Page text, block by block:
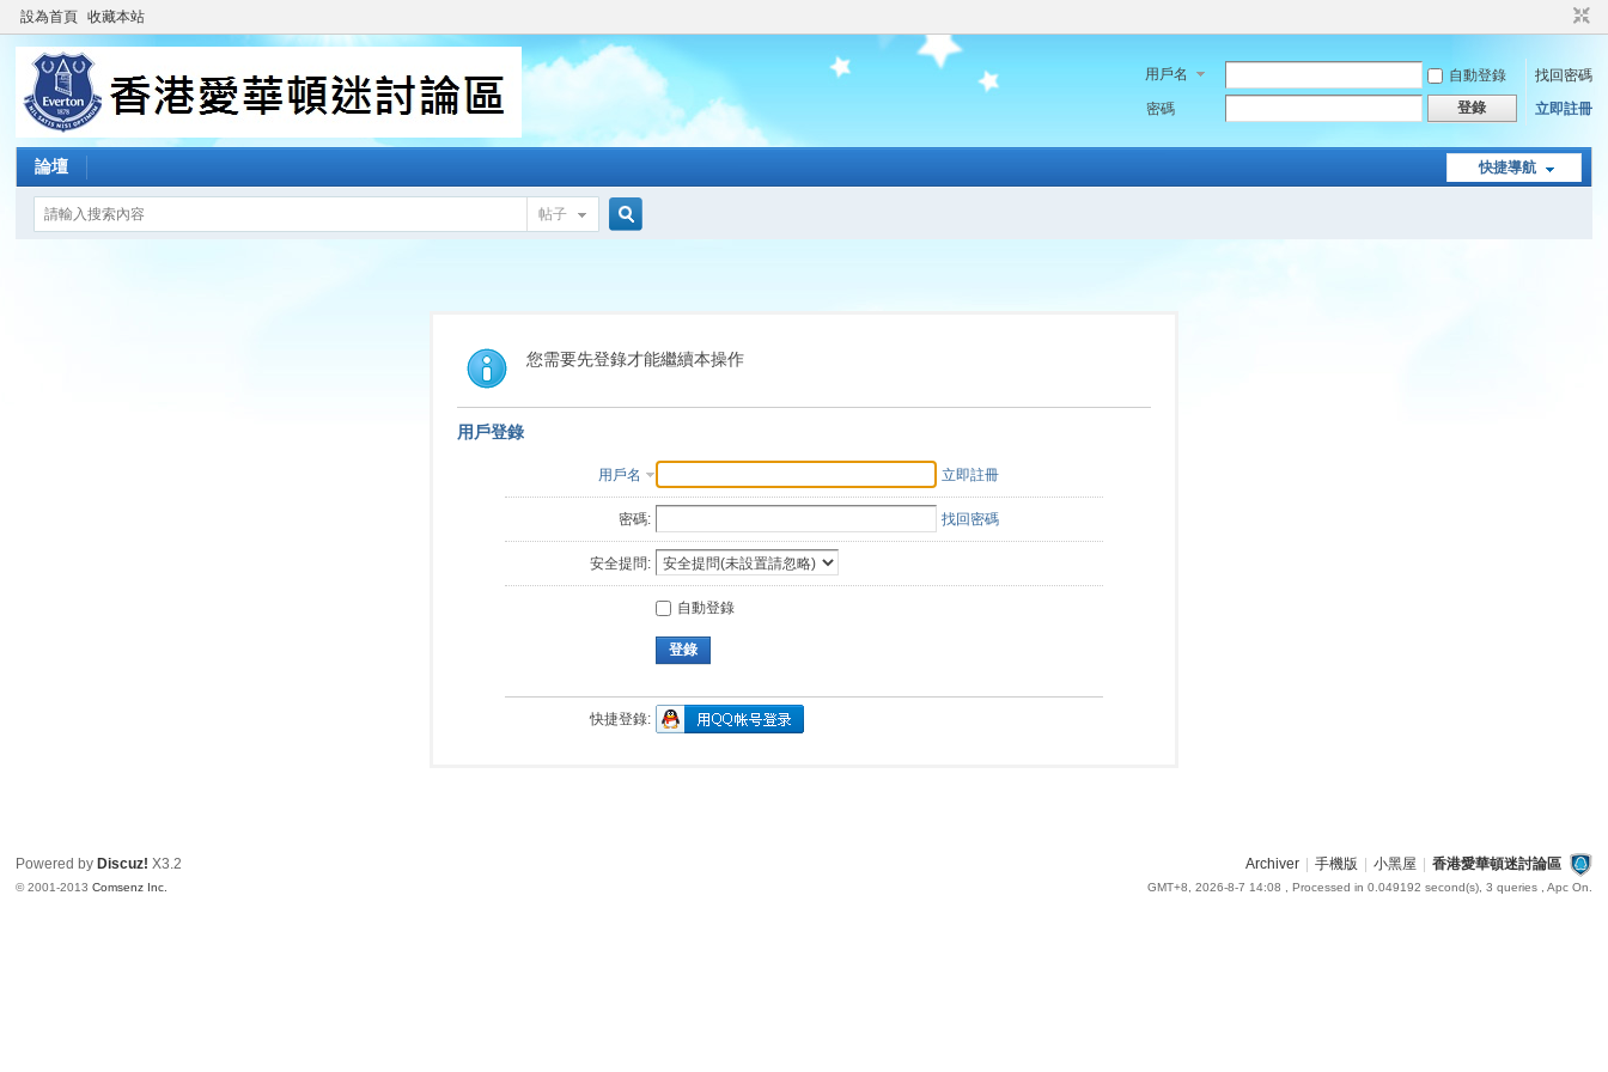
設為首頁 收藏本站
用戶名 自動登錄
找回密碼
密碼
登錄 立即註冊
快捷導航
論壇
帖子
索
您需要先登錄才能繼續本操作
用戶登錄
用戶名 立即註冊
密碼: 找回密碼
安全提問:
自動登錄
登錄
快捷登錄:
Archiver 手機版 小黑屋 香港愛華頓迷討論區
GMT+8, 2026-8-7 14:08 , Processed in 0.049192 second(s), 3 queries , Apc On.
Powered by Discuz! X3.2
© 2001-2013Comsenz Inc.